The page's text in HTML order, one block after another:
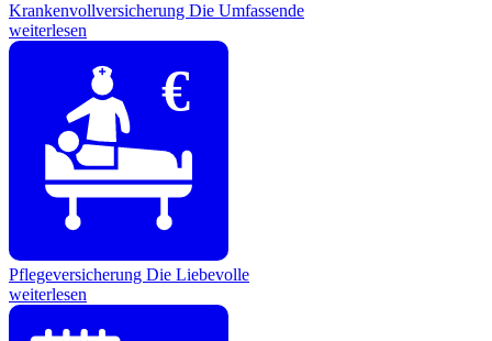
Krankenvollversicherung Die Umfassende
weiterlesen
€
Pflegeversicherung Die Liebevolle
weiterlesen